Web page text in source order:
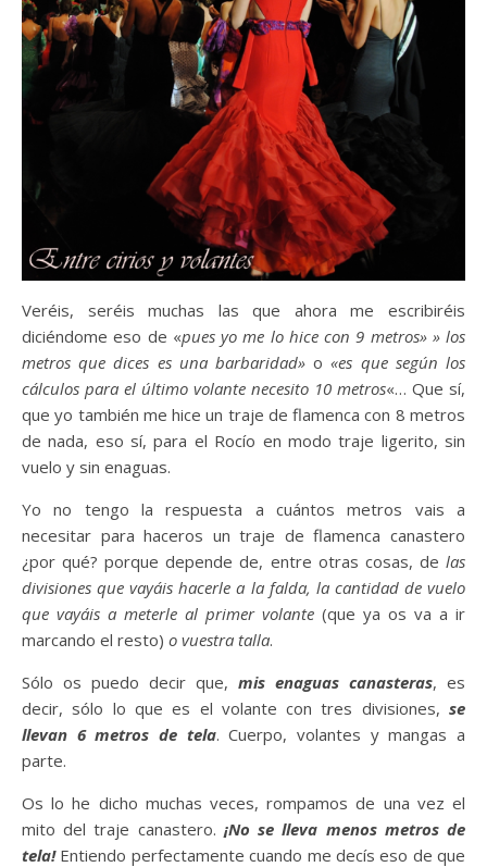
Veréis, seréis muchas las que ahora me escribiréis
diciéndome eso de «pues yo me lo hice con 9 metros» » los
metros que dices es una barbaridad»o «es que según los
cálculos para el último volante necesito 10 metros«… Que sí,
que yo también me hice un traje de flamenca con 8 metros
de nada, eso sí, para el Rocío en modo traje ligerito, sin
vuelo y sin enaguas.
Yo no tengo la respuesta a cuántos metros vais a
necesitar para haceros un traje de flamenca canastero
¿por qué? porque depende de, entre otras cosas, de las
divisiones que vayáis hacerle a la falda, la cantidad de vuelo
que vayáis a meterle al primer volante (que ya os va a ir
marcando el resto) o vuestra talla.
Sólo os puedo decir que, mis enaguas canasteras, es
decir, sólo lo que es el volante con tres divisiones, se
llevan 6 metros de tela. Cuerpo, volantes y mangas a
parte.
Os lo he dicho muchas veces, rompamos de una vez el
mito del traje canastero. ¡No se lleva menos metros de
tela!Entiendo perfectamente cuando me decís eso de que